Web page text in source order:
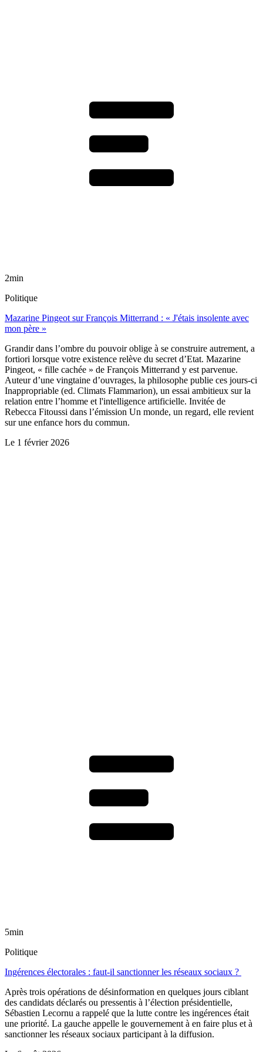
2min
Politique
Mazarine Pingeot sur François Mitterrand : « J'étais insolente avec
mon père »
Grandir dans l’ombre du pouvoir oblige à se construire autrement, a
fortiori lorsque votre existence relève du secret d’Etat. Mazarine
Pingeot, « fille cachée » de François Mitterrand y est parvenue.
Auteur d’une vingtaine d’ouvrages, la philosophe publie ces jours-ci
Inappropriable (ed. Climats Flammarion), un essai ambitieux sur la
relation entre l’homme et l'intelligence artificielle. Invitée de
Rebecca Fitoussi dans l’émission Un monde, un regard, elle revient
sur une enfance hors du commun.
Le 1 février 2026
5min
Politique
Ingérences électorales : faut-il sanctionner les réseaux sociaux ?
Après trois opérations de désinformation en quelques jours ciblant
des candidats déclarés ou pressentis à l’élection présidentielle,
Sébastien Lecornu a rappelé que la lutte contre les ingérences était
une priorité. La gauche appelle le gouvernement à en faire plus et à
sanctionner les réseaux sociaux participant à la diffusion.